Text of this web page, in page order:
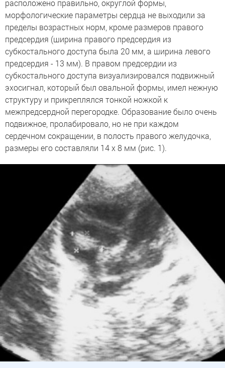
расположено правильно, округлой формы,
морфологические параметры сердца не выходили за
пределы возрастных норм, кроме размеров правого
предсердия (ширина правого предсердия из
субкостального доступа была 20 мм, а ширина левого
предсердия - 13 мм). В правом предсердии из
субкостального доступа визуализировался подвижный
эхосигнал, который был овальной формы, имел нежную
структуру и прикреплялся тонкой ножкой к
межпредсердной перегородке. Образование было очень
подвижное, пролабировало, но не при каждом
сердечном сокращении, в полость правого желудочка,
размеры его составляли 14 x 8 мм (рис. 1).